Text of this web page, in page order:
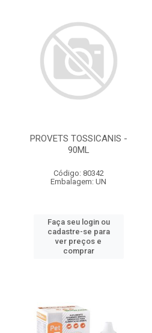
PROVETS TOSSICANIS -
90ML
Código: 80342
Embalagem: UN
Faça seu login ou
cadastre-se para
ver preços e
comprar